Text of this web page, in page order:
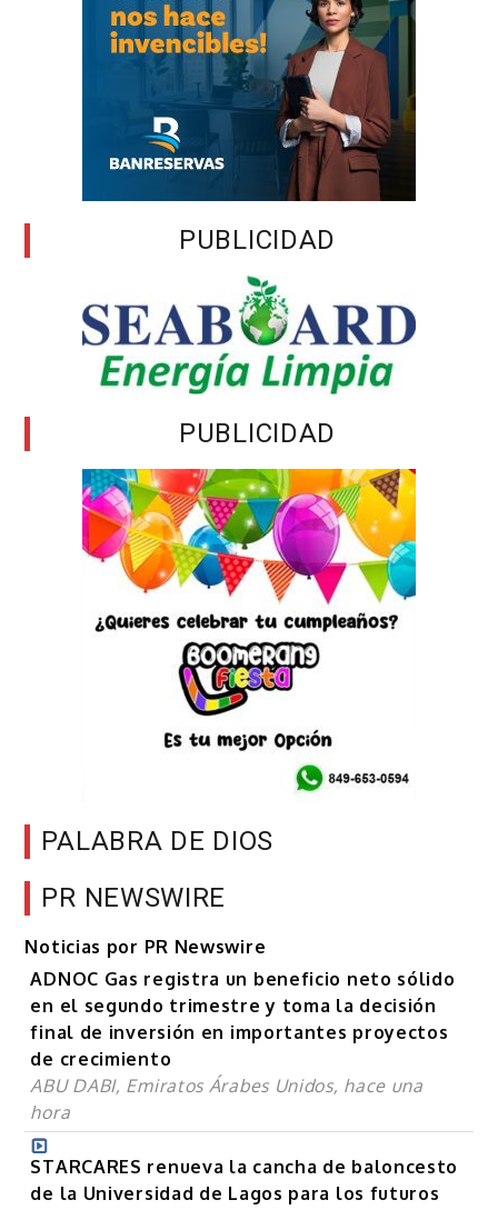
PUBLICIDAD
PUBLICIDAD
PALABRA DE DIOS
PR NEWSWIRE
Noticias por PR Newswire
ADNOC Gas registra un beneficio neto sólido
en el segundo trimestre y toma la decisión
final de inversión en importantes proyectos
de crecimiento
ABU DABI, Emiratos Árabes Unidos, hace una
hora
STARCARES renueva la cancha de baloncesto
de la Universidad de Lagos para los futuros